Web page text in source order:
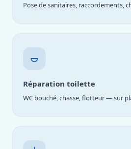
Pose de sanitaires, raccordements,
Réparation toilette
WC bouché, chasse, flotteur — sur